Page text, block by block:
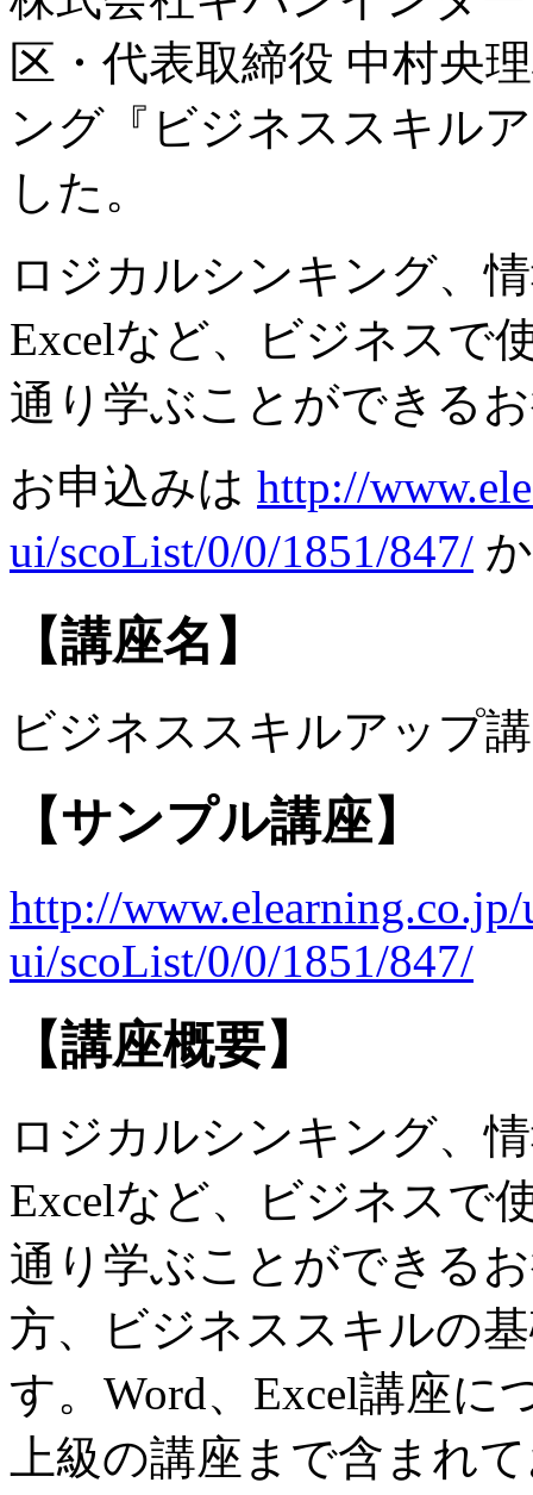
区・代表取締役 中村央
ング『ビジネススキル
した。
ロジカルシンキング、
Excelなど、ビジネスで
通り学ぶことができる
お申込みは http://
ui/scoList/0/0/1851/847/
【講座名】
ビジネススキルアップ
【サンプル講座】
http://www.elearning.co.jp/
ui/scoList/0/0/1851/847/
【講座概要】
ロジカルシンキング、
Excelなど、ビジネスで
通り学ぶことができる
方、ビジネススキルの
す。Word、Excel講座に
上級の講座まで含まれ